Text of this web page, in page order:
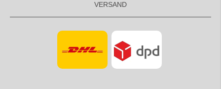
VERSAND